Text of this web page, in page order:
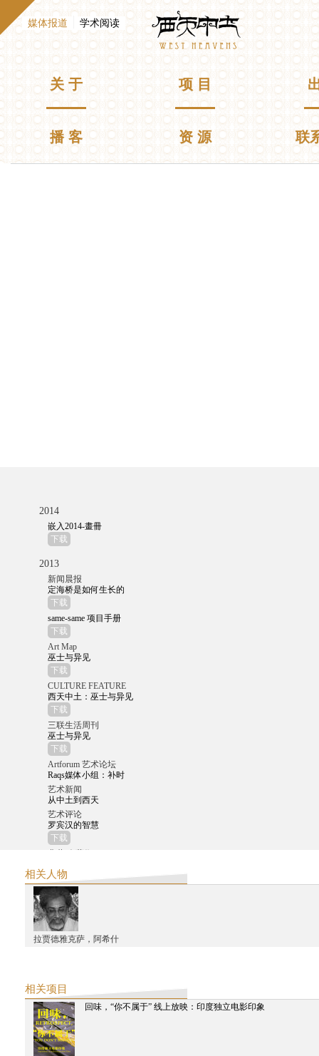
跳
转
到
主
要
内
容
Westheavens
E
n
h
主菜单 关 于 项 目
播 客 资 源 联
媒体报道
（活动标签）学术阅读
2014
嵌入2014-畫冊
下载
2013
新闻晨报
定海桥是如何生长的
下载
same-same 项目手册
下载
Art Map
巫士与异见
下载
CULTURE FEATURE
西天中土：巫士与异见
下载
三联生活周刊
巫士与异见
下载
Artforum 艺术论坛
Raqs媒体小组：补时
艺术新闻
从中土到西天
艺术评论
罗宾汉的智慧
下载
下载
星尚画报
张颂仁：从印度取反抗西方的经
下载
东方早报
用寓言式的录像和表演展开视野
新时线媒体艺术中心首推印度艺术小组Raqs“补时”展
下载
异地游览
下载
艺讯中国
杨福东谈艺术旅行项目 “有限的知识”
相关人物
拉贾德雅克萨，阿希什
相关项目
回味，“你不属于” 线上放映：印度独立电影印象